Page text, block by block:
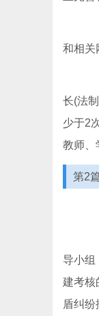
2
和相关
3
长(法
少于2
教师、
第2
导小组
建考核
盾纠纷